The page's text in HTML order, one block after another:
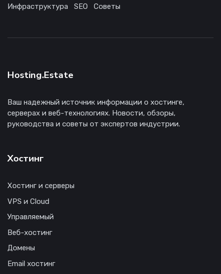
Инфраструктура
SEO Советы
Hosting.Estate
Ваш надежный источник информации о хостинге,
серверах и веб-технологиях. Новости, обзоры,
руководства и советы от экспертов индустрии.
Хостинг
Хостинг и серверы
VPS и Cloud
Управляемый
Веб-хостинг
Домены
Email хостинг